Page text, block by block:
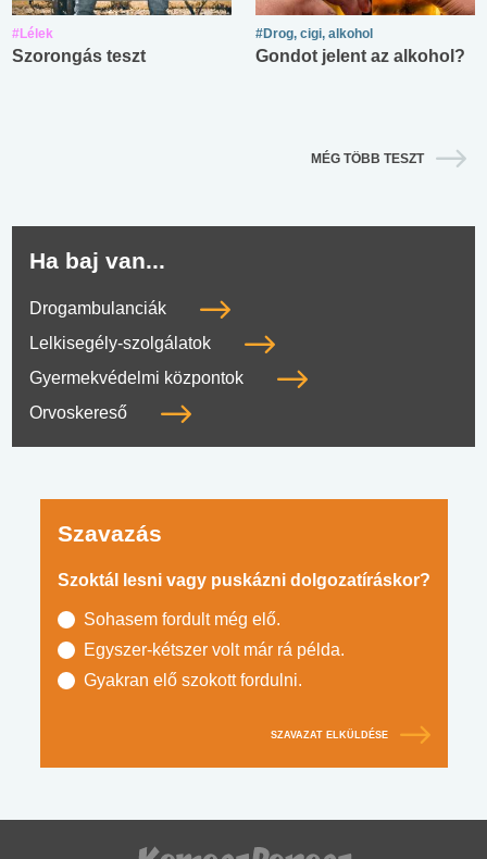
#Lélek
Szorongás teszt
#Drog, cigi, alkohol
Gondot jelent az alkohol?
MÉG TÖBB TESZT
Ha baj van...
Drogambulanciák
Lelkisegély-szolgálatok
Gyermekvédelmi központok
Orvoskereső
Szavazás
Szoktál lesni vagy puskázni dolgozatíráskor?
Sohasem fordult még elő.
Egyszer-kétszer volt már rá példa.
Gyakran elő szokott fordulni.
SZAVAZAT ELKÜLDÉSE